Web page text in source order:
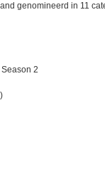
genomineerd in 11
2